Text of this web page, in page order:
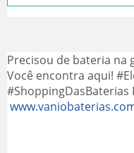
Precisou de bateria na
Você encontra aqui!
#ShoppingDasBaterias